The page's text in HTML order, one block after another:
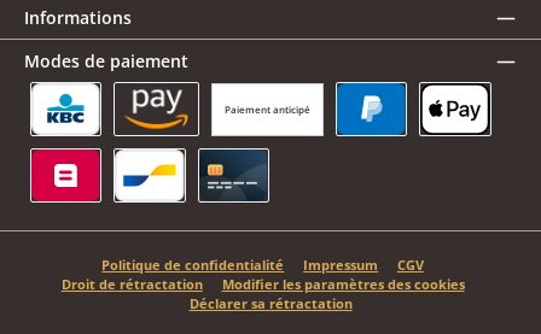
Informations
Modes de paiement
Paiement anticipé
KBC/CBC Payment Button
Amazon Pay
Politique de confidentialité Impressum
CGV
Droit de rétractation
Modifier les paramètres des cookies
Déclarer sa rétractation